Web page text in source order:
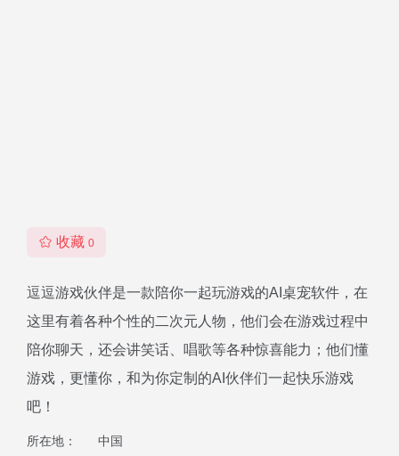
收藏 0
逗逗游戏伙伴是一款陪你一起玩游戏的AI桌宠软件，在
这里有着各种个性的二次元人物，他们会在游戏过程中
陪你聊天，还会讲笑话、唱歌等各种惊喜能力；他们懂
游戏，更懂你，和为你定制的AI伙伴们一起快乐游戏
吧！
所在地：
中国